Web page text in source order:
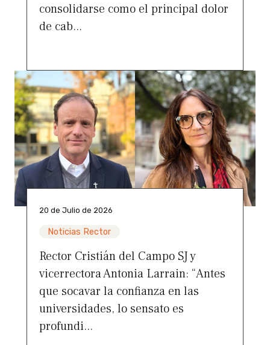
consolidarse como el principal dolor
de cab...
20 de Julio de 2026
Noticias Rector
Rector Cristián del Campo SJ y
vicerrectora Antonia Larrain: “Antes
que socavar la confianza en las
universidades, lo sensato es
profundi...